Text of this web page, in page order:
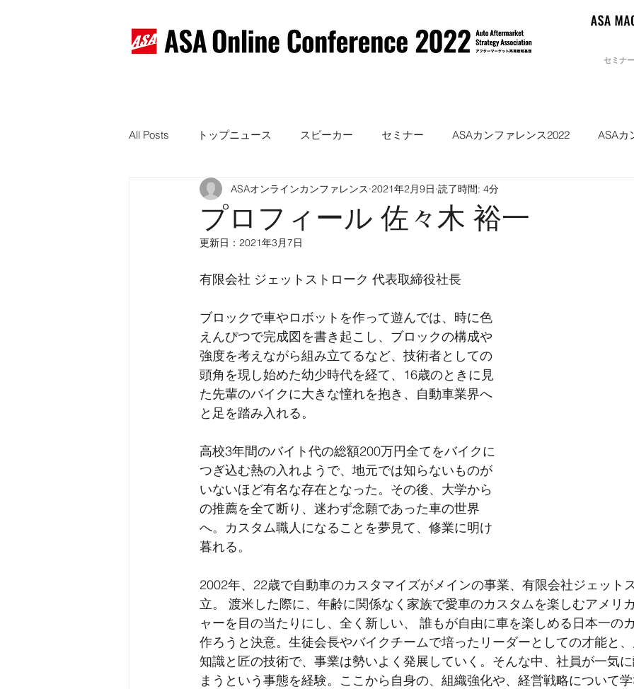
セミナー
All Posts トップニュース スピーカー セミナー ASAカンファレンス2022 ASAカ
ASAマガジン
プロフィール 佐々木 裕一
ASAオンラインカンファレンス 2021年2月9日 読了時間: 4分
更新日： 2021年3月7日
有限会社 ジェットストローク 代表取締役社長
ブロックで車やロボットを作って遊んでは、時に色
えんぴつで完成図を書き起こし、ブロックの構成や
強度を考えながら組み立てるなど、技術者としての
頭角を現し始めた幼少時代を経て、16歳のときに見
た先輩のバイクに大きな憧れを抱き、自動車業界へ
と足を踏み入れる。
高校3年間のバイト代の総額200万円全てをバイクに
つぎ込む熱の入れようで、地元では知らないものが
いないほど有名な存在となった。その後、大学から
の推薦を全て断り、迷わず念願であった車の世界
へ。カスタム職人になることを夢見て、修業に明け
暮れる。
2002年、22歳で自動車のカスタマイズがメインの事業、有限会社ジェット
立。 渡米した際に、年齢に関係なく家族で愛車のカスタムを楽しむアメリ
ャーを目の当たりにし、全く新しい、 誰もが自由に車を楽しめる日本一の
作ろうと決意。生徒会長やバイクチームで培ったリーダーとしての才能と
知識と匠の技術で、事業は勢いよく発展していく。そんな中、社員が一気
まうという事態を経験。ここから自身の、組織強化や、経営戦略について